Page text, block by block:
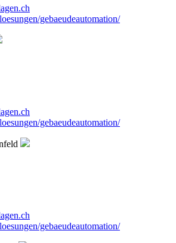
gebaeudeautomation/
gebaeudeautomation/
gebaeudeautomation/